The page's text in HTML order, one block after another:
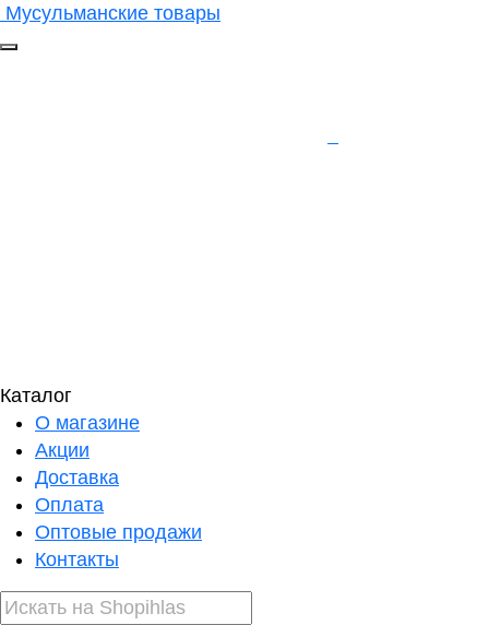
Мусульманские товары
Каталог
О магазине
Акции
Доставка
Оплата
Оптовые продажи
Контакты